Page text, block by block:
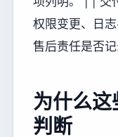
权限变更、日
售后责任是否记
为什么
判断